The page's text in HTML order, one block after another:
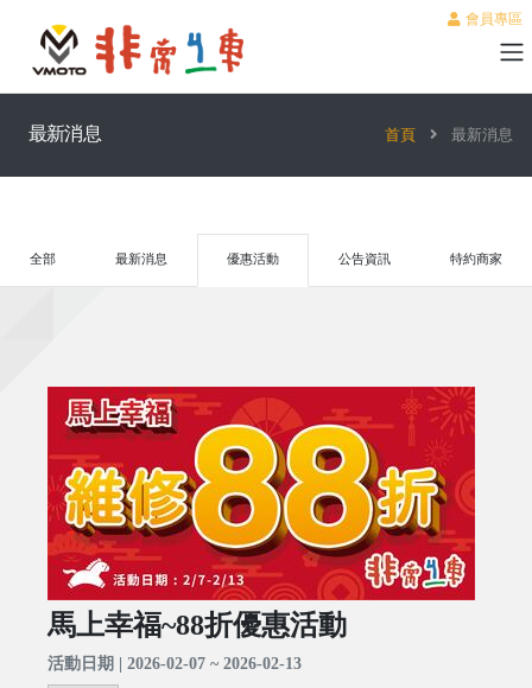
會員專區
最新消息 首頁 最新消息
全部 最新消息 優惠活動 公告資訊 特約商家
馬上幸福~88折優惠活動
活動日期 | 2026-02-07 ~ 2026-02-13